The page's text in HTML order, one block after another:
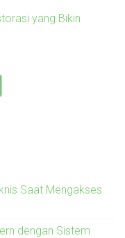
yang Bikin
Saat Mengakses
dengan Sistem